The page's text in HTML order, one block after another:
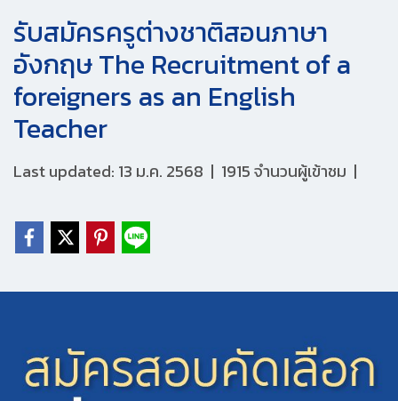
รับสมัครครูต่างชาติสอนภาษา
อังกฤษ The Recruitment of a
foreigners as an English
Teacher
Last updated: 13 ม.ค. 2568 | 1915 จำนวนผู้เข้าชม |